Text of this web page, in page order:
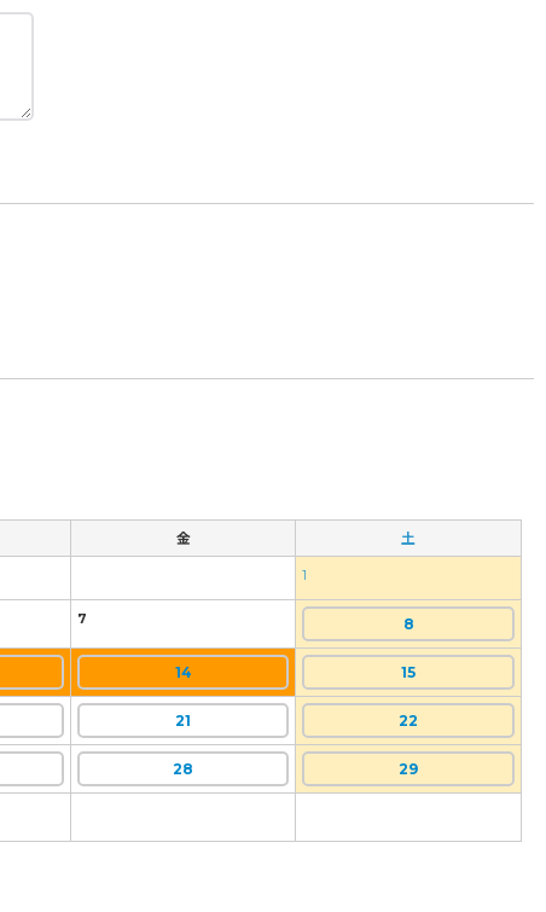
金 土
1
7 8
14 15
21 22
28 29